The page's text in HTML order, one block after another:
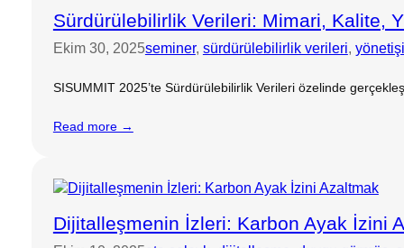
Sürdürülebilirlik Verileri: Mimari, Kalite,
Ekim 30, 2025seminer, sürdürülebilirlik verileri,
SISUMMIT 2025’te Sürdürülebilirlik Verileri özelinde
Read more →
Dijitalleşmenin İzleri: Karbon Ayak İzini